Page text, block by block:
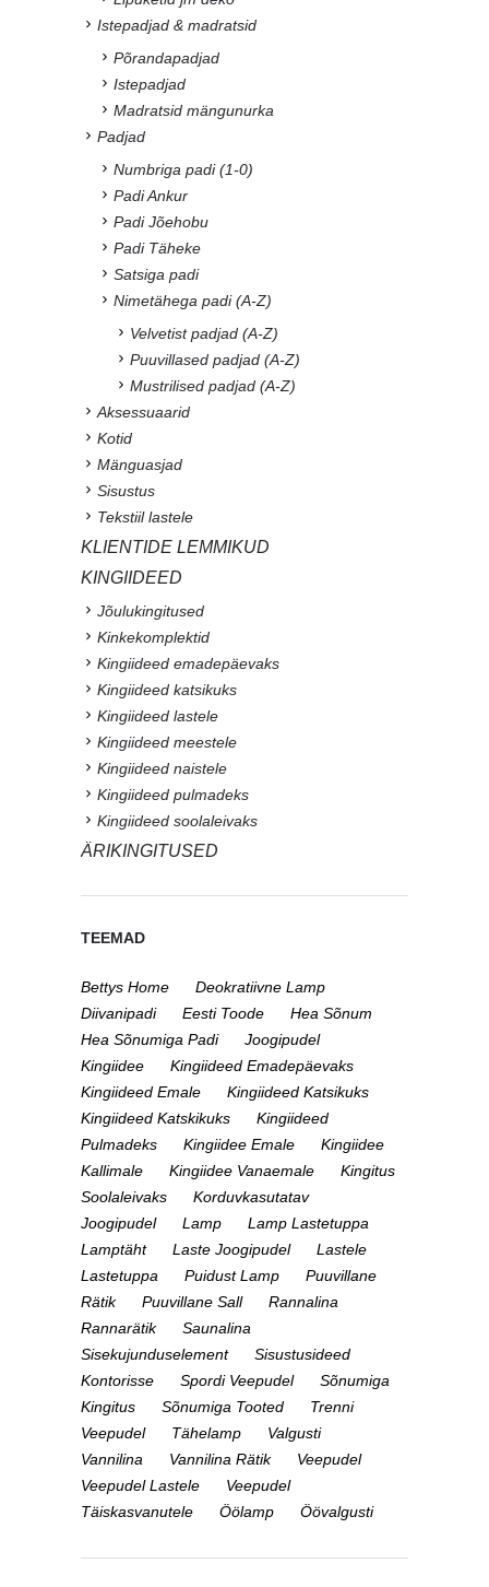
Istepadjad & madratsid
Põrandapadjad
Istepadjad
Madratsid mängunurka
Padjad
Numbriga padi (1-0)
Padi Ankur
Padi Jõehobu
Padi Täheke
Satsiga padi
Nimetähega padi (A-Z)
Velvetist padjad (A-Z)
Puuvillased padjad (A-Z)
Mustrilised padjad (A-Z)
Aksessuaarid
Kotid
Mänguasjad
Sisustus
Tekstiil lastele
KLIENTIDE LEMMIKUD
KINGIIDEED
Jõulukingitused
Kinkekomplektid
Kingiideed emadepäevaks
Kingiideed katsikuks
Kingiideed lastele
Kingiideed meestele
Kingiideed naistele
Kingiideed pulmadeks
Kingiideed soolaleivaks
ÄRIKINGITUSED
TEEMAD
Bettys Home
Deokratiivne Lamp
Diivanipadi
Eesti Toode
Hea Sõnum
Hea Sõnumiga Padi
Joogipudel
Kingiidee
Kingiideed Emadepäevaks
Kingiideed Emale
Kingiideed Katsikuks
Kingiideed Katskikuks
Kingiideed
Pulmadeks
Kingiidee Emale
Kingiidee
Kallimale
Kingiidee Vanaemale
Kingitus
Soolaleivaks
Korduvkasutatav
Joogipudel
Lamp
Lamp Lastetuppa
Lamptäht
Laste Joogipudel
Lastele
Lastetuppa
Puidust Lamp
Puuvillane
Rätik
Puuvillane Sall
Rannalina
Rannarätik
Saunalina
Sisekujunduselement
Sisustusideed
Kontorisse
Spordi Veepudel
Sõnumiga
Kingitus
Sõnumiga Tooted
Trenni
Veepudel
Tähelamp
Valgusti
Vannilina
Vannilina Rätik
Veepudel
Veepudel Lastele
Veepudel
Täiskasvanutele
Öölamp Öövalgusti